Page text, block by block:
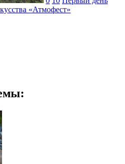
«Атмофест»